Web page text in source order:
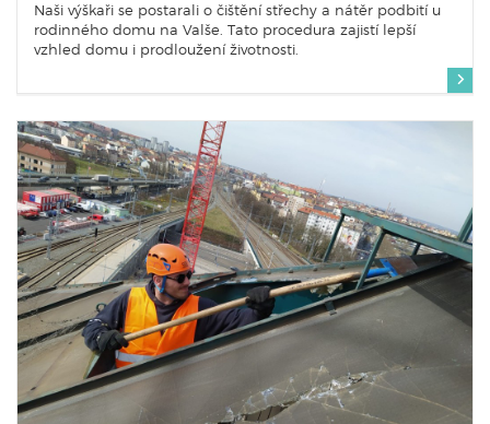
Naši výškaři se postarali o čištění střechy a nátěr podbití u
rodinného domu na Valše. Tato procedura zajistí lepší
vzhled domu i prodloužení životnosti.